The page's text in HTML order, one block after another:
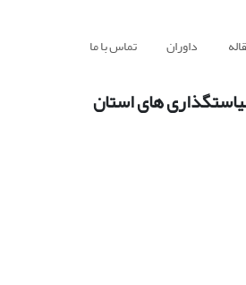
داوران تماس با ما
های استان